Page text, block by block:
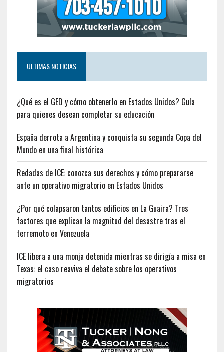
ULTIMAS NOTICIAS
¿Qué es el GED y cómo obtenerlo en Estados Unidos? Guía
para quienes desean completar su educación
España derrota a Argentina y conquista su segunda Copa del
Mundo en una final histórica
Redadas de ICE: conozca sus derechos y cómo prepararse
ante un operativo migratorio en Estados Unidos
¿Por qué colapsaron tantos edificios en La Guaira? Tres
factores que explican la magnitud del desastre tras el
terremoto en Venezuela
ICE libera a una monja detenida mientras se dirigía a misa en
Texas: el caso reaviva el debate sobre los operativos
migratorios